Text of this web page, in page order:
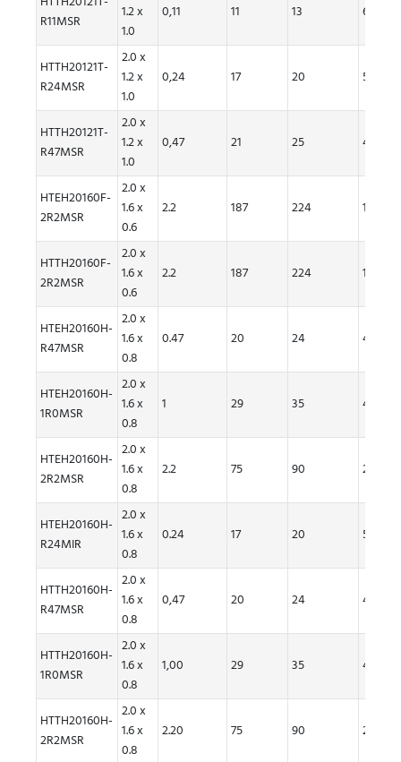
R11MSR
1.2 x
1.0
0,11 11 13 6.10
HTTH20121T-
R24MSR
2.0 x
1.2 x
1.0
0,24 17 20 5.30
HTTH20121T-
R47MSR
2.0 x
1.2 x
1.0
0,47 21 25 4,60
HTEH20160F-
2R2MSR
2.0 x
1.6 x
0.6
2.2 187 224 1.5
HTTH20160F-
2R2MSR
2.0 x
1.6 x
0.6
2.2 187 224 1.5
HTEH20160H-
R47MSR
2.0 x
1.6 x
0.8
0.47 20 24 4.9
HTEH20160H-
1R0MSR
2.0 x
1.6 x
0.8
1 29 35 4.4
HTEH20160H-
2R2MSR
2.0 x
1.6 x
0.8
2.2 75 90 2.6
HTEH20160H-
R24MIR
2.0 x
1.6 x
0.8
0.24 17 20 5.7
HTTH20160H-
R47MSR
2.0 x
1.6 x
0.8
0,47 20 24 4,90
HTTH20160H-
1R0MSR
2.0 x
1.6 x
0.8
1,00 29 35 4.40
HTTH20160H-
2R2MSR
2.0 x
1.6 x
0.8
2.20 75 90 2,60